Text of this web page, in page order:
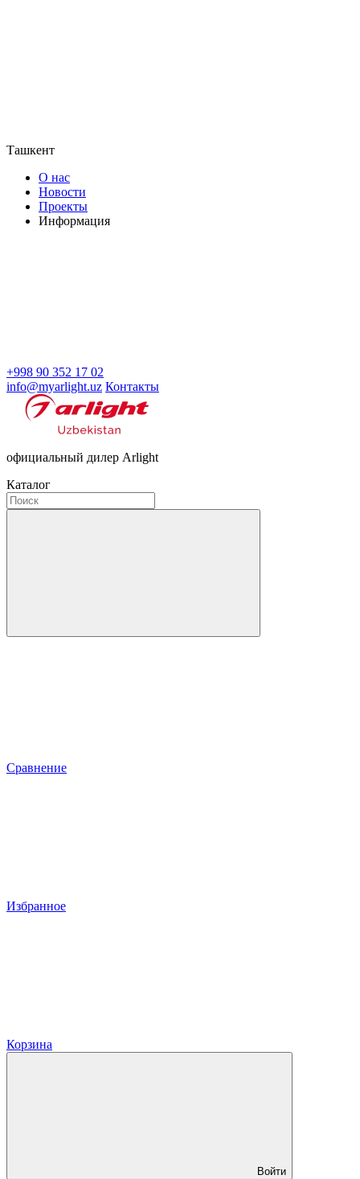
Ташкент
О нас
Новости
Проекты
Информация
+998 90 352 17 02
info@myarlight.uz Контакты
официальный дилер Arlight
Каталог
Сравнение
Избранное
Корзина
Войти